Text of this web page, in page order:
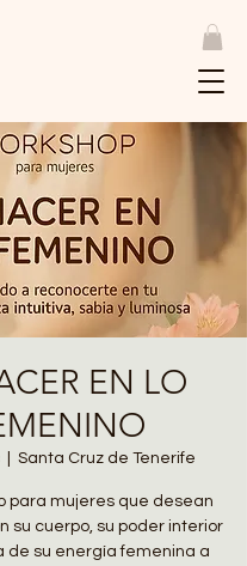
EN LO
  |
Santa Cruz de Tenerife
para mujeres que desean
su cuerpo, su poder interior
de su energía femenina a